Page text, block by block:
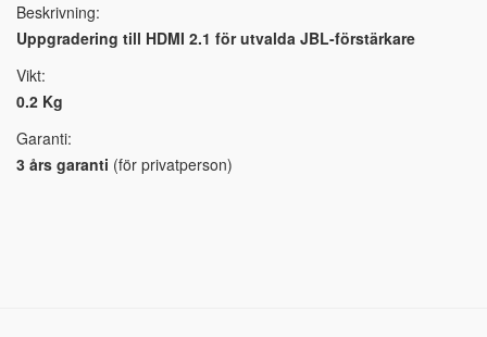
Beskrivning:
Uppgradering till HDMI 2.1 för utvalda JBL-förstärkare
Vikt:
0.2 Kg
Garanti:
3 års garanti (för privatperson)